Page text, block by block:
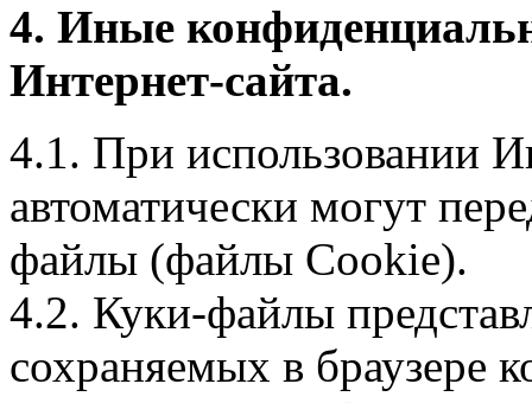
4. Иные
Интернет-сайта.
4.1. При использовании
автоматически могут
файлы (файлы Cookie).
4.2. Куки-файлы
сохраняемых в браузере